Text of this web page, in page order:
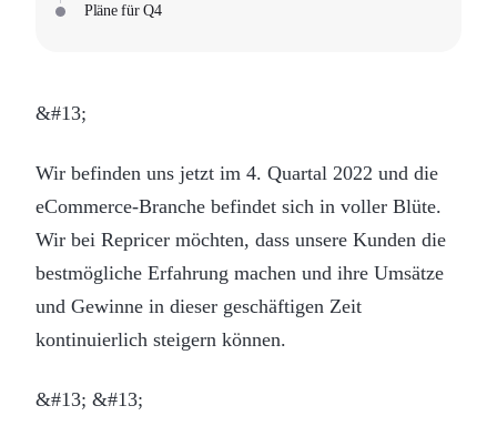
Pläne für Q4
&#13;
Wir befinden uns jetzt im 4. Quartal 2022 und die
eCommerce-Branche befindet sich in voller Blüte.
Wir bei Repricer möchten, dass unsere Kunden die
bestmögliche Erfahrung machen und ihre Umsätze
und Gewinne in dieser geschäftigen Zeit
kontinuierlich steigern können.
&#13; &#13;